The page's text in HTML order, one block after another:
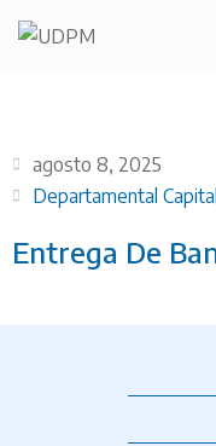
agosto 8, 2025
Departamental Capital
Entrega De